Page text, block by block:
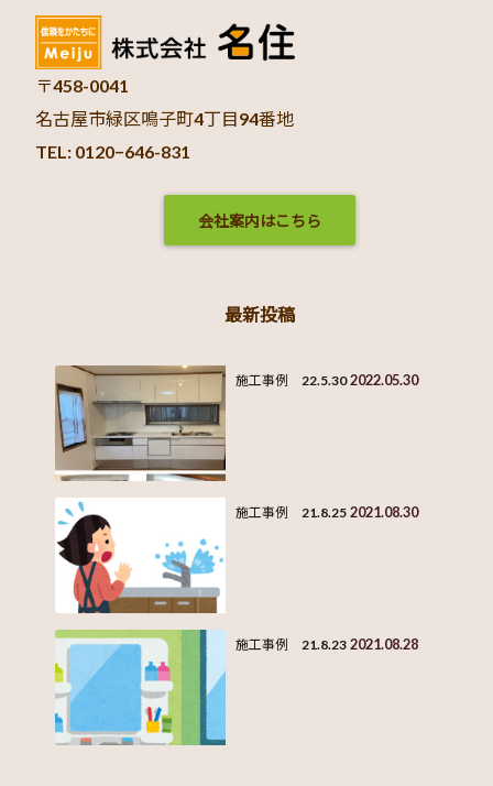
〒458-0041
名古屋市緑区鳴子町4丁目94番地
TEL: 0120−646-831
会社案内はこちら
最新投稿
施工事例 22.5.30 2022.05.30
施工事例 21.8.25 2021.08.30
施工事例 21.8.23 2021.08.28